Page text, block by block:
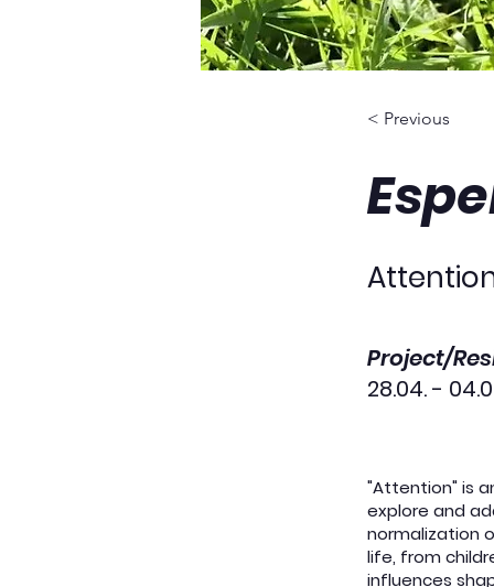
< Previous
Project/
28.04. -
"Attention" is
explore and
normalization
life, from
influences